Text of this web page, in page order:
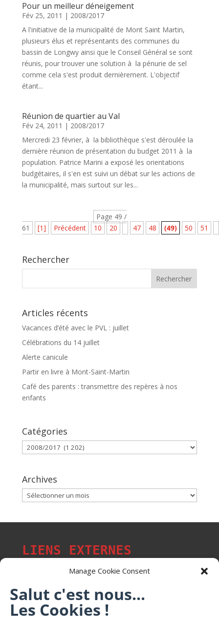
Manage Cookie Consent
Salut c'est nous...
Les Cookies !
Pour un meilleur déneigement
Fév 25, 2011 | 2008/2017
A l'initiative de la municipalité de Mont Saint Martin,
plusieurs élus et représentants des communes du
bassin de Longwy ainsi que le Conseil Général se sont
réunis, pour trouver une solution à la pénurie de sel
comme cela s'est produit dernièrement. L'objectif
étant...
Réunion de quartier au Val
Fév 24, 2011 | 2008/2017
Mercredi 23 février, à la bibliothèque s'est déroulée la
dernière réunion de présentation du budget 2011 à la
population. Patrice Marini a exposé les orientations
budgétaires, il s'en est suivi un débat sur les actions de
la municipalité, mais surtout sur les...
Page 49 /
61
[1] Précédent 10 20 47 48 (49) 50 51
Rechercher
Articles récents
Vacances d’été avec le PVL : juillet
Célébrations du 14 juillet
Alerte canicule
Partir en livre à Mont-Saint-Martin
Café des parents : transmettre des repères à nos
enfants
Catégories
Catégories
Archives
Archives
LIENS EXTERNES
Les p'tits citoyens de Mont-Saint-Martin
Trail Saintmartinois Daniel FEITE